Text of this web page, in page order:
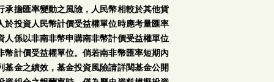
擔匯率變動之風險，人民幣相較於其他貨
投資人民幣計價受益權單位時應考量匯率
係以非南非幣申購南非幣計價受益權單位
計價受益權單位。倘若南非幣匯率短期內
金之績效，基金投資風險請詳閱基金公開